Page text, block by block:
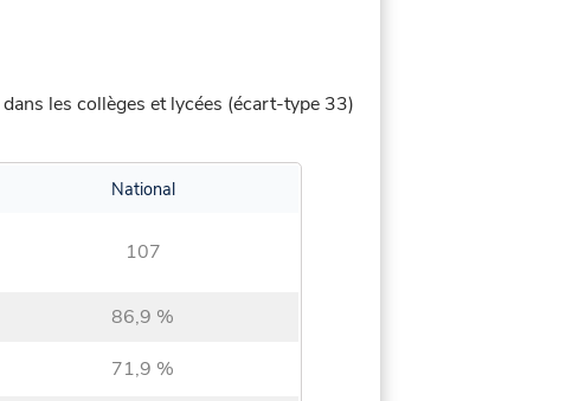
dans les collèges et lycées (écart-type 33)
National
107
86,9 %
71,9 %